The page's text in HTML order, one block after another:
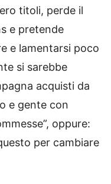
titoli, perde il
e pretende
e lamentarsi poco
si sarebbe
acquisti da
e gente con
oppure:
per cambiare